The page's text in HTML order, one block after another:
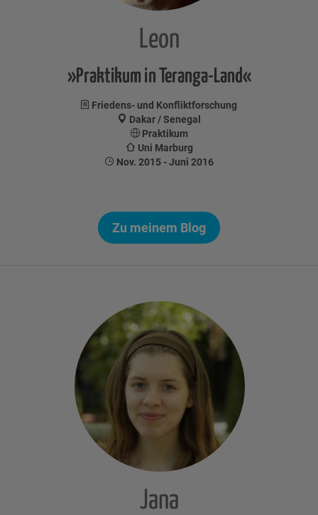
Leon
»Praktikum in Teranga-Land«
Friedens- und Konfliktforschung
Dakar / Senegal
Praktikum
Uni Marburg
Nov. 2015 - Juni 2016
Zu meinem Blog
Jana